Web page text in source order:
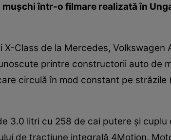
într-o filmare realizată în
Class de la Mercedes, Volkswagen
printre constructorii auto de
circulă în mod constant pe străzile
3.0 litri cu 258 de cai putere şi
de tracţiune integrală 4Motion.